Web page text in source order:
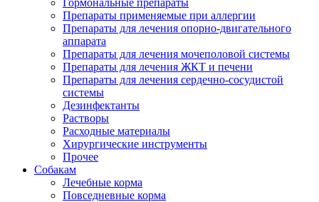
Гормональные препараты
Препараты применяемые при аллергии
Препараты для лечения опорно-двигательного
аппарата
Препараты для лечения мочеполовой системы
Препараты для лечения ЖКТ и печени
Препараты для лечения сердечно-сосудистой
системы
Дезинфектанты
Растворы
Расходные материалы
Хирургические инструменты
Прочее
Собакам
Лечебные корма
Повседневные корма